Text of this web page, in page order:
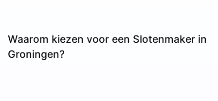
Waarom kiezen voor een Slotenmaker in
Groningen?